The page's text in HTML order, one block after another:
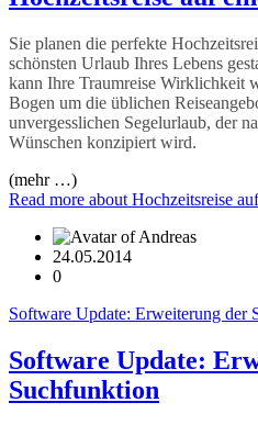
Sie planen die perfekte
schönsten Urlaub Ihres Lebens
kann Ihre Traumreise Wirklichkeit
Bogen um die üblichen
unvergesslichen Segelurlaub, der
Wünschen konzipiert wird.
(mehr …)
Read more about Hochzeitsreise
24.05.2014
0
Software Update: Erweiterung der
Software Update:
Suchfunktion